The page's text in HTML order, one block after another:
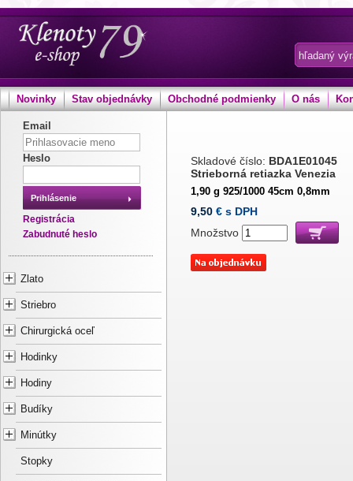
Novinky Stav objednávky Obchodné podmienky O nás
Email
Heslo
Prihlásenie
Registrácia
Zabudnuté heslo
Zlato
Striebro
Chirurgická oceľ
Hodinky
Hodiny
Budíky
Minútky
Stopky
Skladové číslo: BDA1E01045
Strieborná retiazka Venezia
1,90 g 925/1000 45cm 0,8mm
9,50 € s DPH
Množstvo